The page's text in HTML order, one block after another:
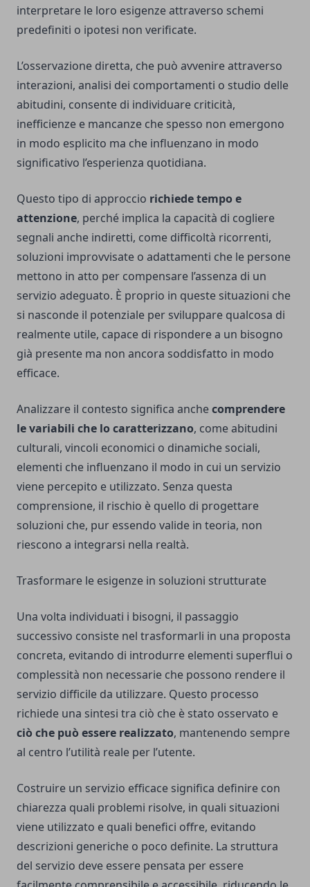
interpretare le loro esigenze attraverso schemi
predefiniti o ipotesi non verificate.
L’osservazione diretta, che può avvenire attraverso
interazioni, analisi dei comportamenti o studio delle
abitudini, consente di individuare criticità,
inefficienze e mancanze che spesso non emergono
in modo esplicito ma che influenzano in modo
significativo l’esperienza quotidiana.
Questo tipo di approccio richiede tempo e
attenzione, perché implica la capacità di cogliere
segnali anche indiretti, come difficoltà ricorrenti,
soluzioni improvvisate o adattamenti che le persone
mettono in atto per compensare l’assenza di un
servizio adeguato. È proprio in queste situazioni che
si nasconde il potenziale per sviluppare qualcosa di
realmente utile, capace di rispondere a un bisogno
già presente ma non ancora soddisfatto in modo
efficace.
Analizzare il contesto significa anchecomprendere
le variabili che lo caratterizzano, come abitudini
culturali, vincoli economici o dinamiche sociali,
elementi che influenzano il modo in cui un servizio
viene percepito e utilizzato. Senza questa
comprensione, il rischio è quello di progettare
soluzioni che, pur essendo valide in teoria, non
riescono a integrarsi nella realtà.
Trasformare le esigenze in soluzioni strutturate
Una volta individuati i bisogni, il passaggio
successivo consiste nel trasformarli in una proposta
concreta, evitando di introdurre elementi superflui o
complessità non necessarie che possono rendere il
servizio difficile da utilizzare. Questo processo
richiede una sintesi tra ciò che è stato osservato e
ciò che può essere realizzato, mantenendo sempre
al centro l’utilità reale per l’utente.
Costruire un servizio efficace significa definire con
chiarezza quali problemi risolve, in quali situazioni
viene utilizzato e quali benefici offre, evitando
descrizioni generiche o poco definite. La struttura
del servizio deve essere pensata per essere